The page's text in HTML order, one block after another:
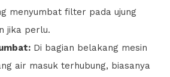
menyumbat filter pada ujung
jika perlu.
Di bagian belakang mesin
air masuk terhubung, biasanya